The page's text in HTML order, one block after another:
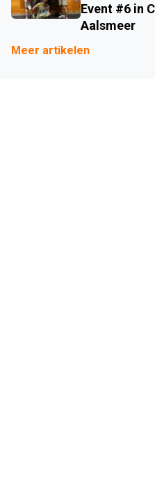
Event #6 in
Aalsmeer
Meer artikelen